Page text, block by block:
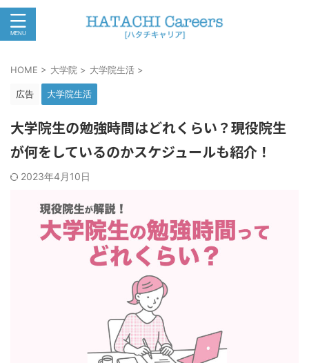
HOME > 大学院 > 大学院生活 >
広告 大学院生活
大学院生の勉強時間はどれくらい？現役院生
が何をしているのかスケジュールも紹介！
2023年4月10日